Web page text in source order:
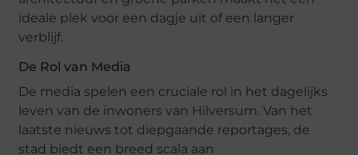
ideale plek voor een dagje uit of een langer
verblijf.
De Rol van Media
De media spelen een cruciale rol in het dagelijks
leven van de inwoners van Hilversum. Van het
laatste nieuws tot diepgaande reportages, de
stad biedt een breed scala aan